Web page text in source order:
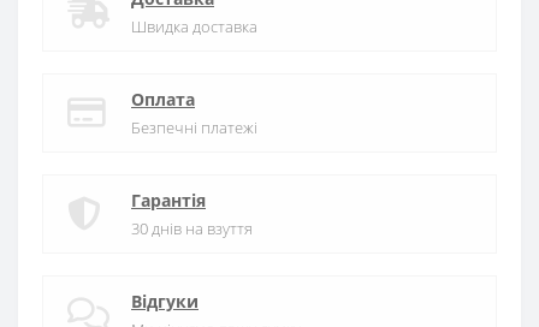
Швидка доставка
Оплата
Безпечні платежі
Гарантія
30 днів на взуття
Відгуки